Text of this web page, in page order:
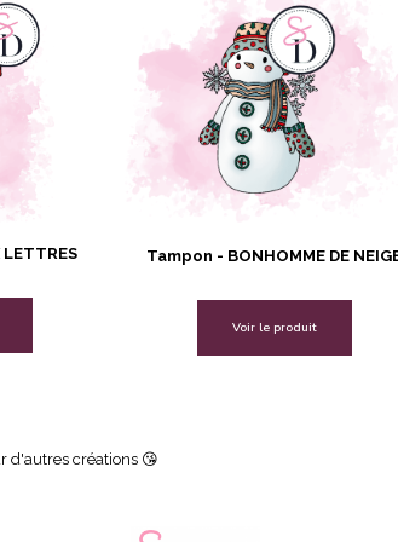
Tampon - BONHOMME DE
Voir le produit
d'autres créations 😘